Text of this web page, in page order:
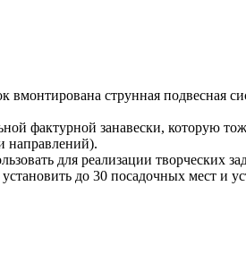
струнная подвесная
фактурной занавески, которую
направлений).
для реализации творческих
до 30 посадочных мест и